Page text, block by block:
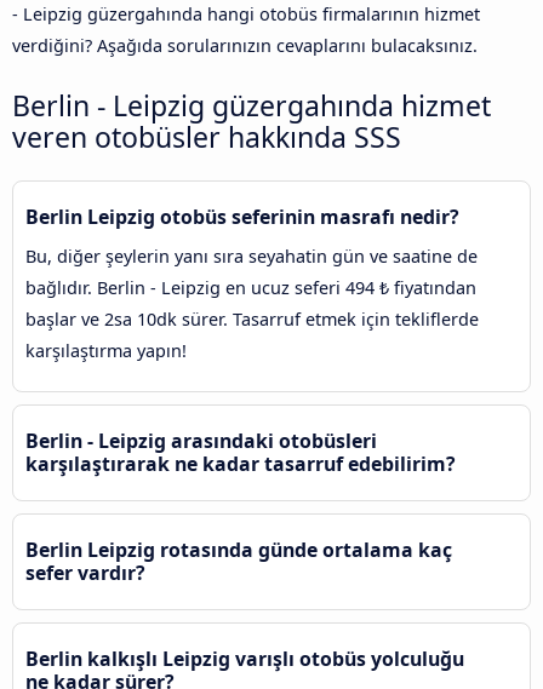
- Leipzig güzergahında hangi otobüs firmalarının hizmet
verdiğini? Aşağıda sorularınızın cevaplarını bulacaksınız.
Berlin - Leipzig güzergahında hizmet
veren otobüsler hakkında SSS
Berlin Leipzig otobüs seferinin masrafı nedir?
Bu, diğer şeylerin yanı sıra seyahatin gün ve saatine de
bağlıdır. Berlin - Leipzig en ucuz seferi 494 ₺ fiyatından
başlar ve 2sa 10dk sürer. Tasarruf etmek için tekliflerde
karşılaştırma yapın!
Berlin - Leipzig arasındaki otobüsleri
karşılaştırarak ne kadar tasarruf edebilirim?
Berlin Leipzig rotasında günde ortalama kaç
sefer vardır?
Berlin kalkışlı Leipzig varışlı otobüs yolculuğu
ne kadar sürer?